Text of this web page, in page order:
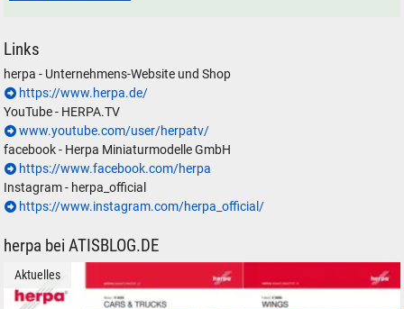
Links
herpa - Unternehmens-Website und Shop
https://www.herpa.de/
YouTube - HERPA.TV
www.youtube.com/user/herpatv/
facebook - Herpa Miniaturmodelle GmbH
https://www.facebook.com/herpa
Instagram - herpa_official
https://www.instagram.com/herpa_official/
herpa bei ATISBLOG.DE
Aktuelles